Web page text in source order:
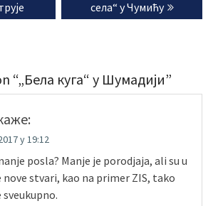
post:села“ у Чумићу
“„Бела куга“ у Шумадији”
у 19:12
posla? Manje je porodjaja, ali su u
nove stvari, kao na primer ZIS, tako
sveukupno.